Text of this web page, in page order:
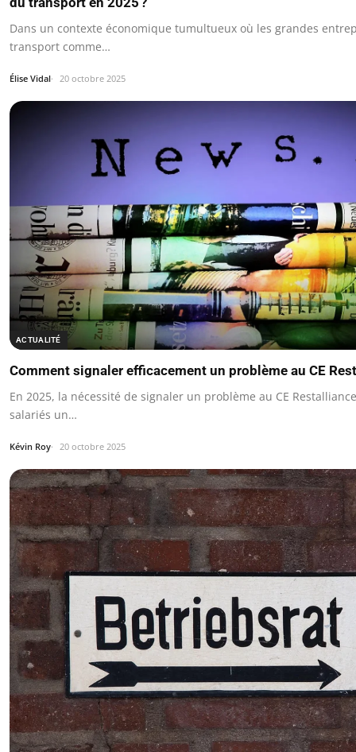
Dans un contexte économique tumultueux où les grandes
transport comme…
Élise Vidal 20 octobre 2025
ACTUALITÉ
Comment signaler efficacement un problème au CE
En 2025, la nécessité de signaler un problème au CE
salariés un…
Kévin Roy 20 octobre 2025